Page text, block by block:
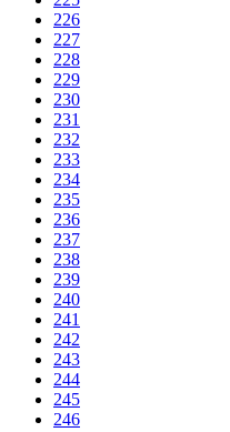
226
227
228
229
230
231
232
233
234
235
236
237
238
239
240
241
242
243
244
245
246